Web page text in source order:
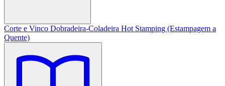
Corte e Vinco Dobradeira-Coladeira Hot Stamping (Estampagem a
Quente)